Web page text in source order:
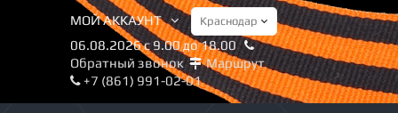
МОЙ АККАУНТ
06.08.2026 с 9.00 до 18.00
Обратный звонок
Маршрут
+7 (861) 991-02-01